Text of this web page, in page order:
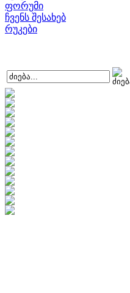
ფორუმი
ჩვენს შესახებ
რუკები